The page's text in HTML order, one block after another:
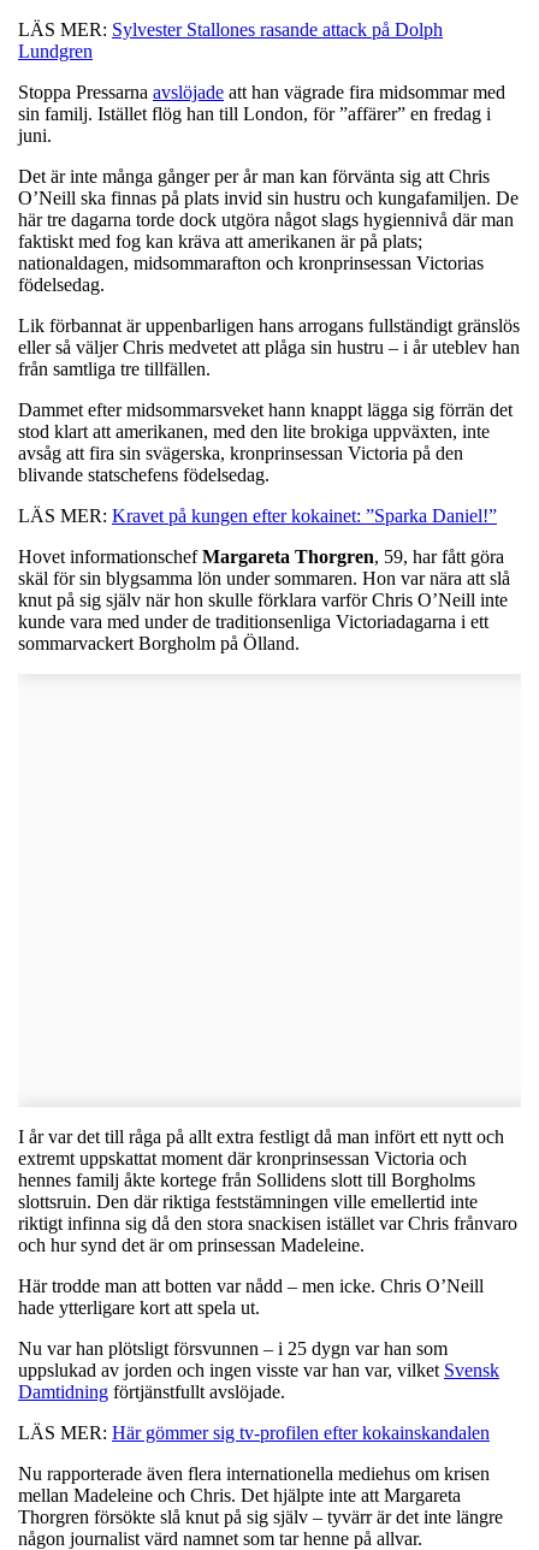
LÄS MER: Sylvester Stallones rasande attack på Dolph
Lundgren
Stoppa Pressarna avslöjade att han vägrade fira midsommar med
sin familj. Istället flög han till London, för ”affärer” en fredag i
juni.
Det är inte många gånger per år man kan förvänta sig att Chris
O’Neill ska finnas på plats invid sin hustru och kungafamiljen. De
här tre dagarna torde dock utgöra något slags hygiennivå där man
faktiskt med fog kan kräva att amerikanen är på plats;
nationaldagen, midsommarafton och kronprinsessan Victorias
födelsedag.
Lik förbannat är uppenbarligen hans arrogans fullständigt gränslös
eller så väljer Chris medvetet att plåga sin hustru – i år uteblev han
från samtliga tre tillfällen.
Dammet efter midsommarsveket hann knappt lägga sig förrän det
stod klart att amerikanen, med den lite brokiga uppväxten, inte
avsåg att fira sin svägerska, kronprinsessan Victoria på den
blivande statschefens födelsedag.
LÄS MER: Kravet på kungen efter kokainet: ”Sparka Daniel!”
Hovet informationschefMargareta Thorgren, 59, har fått göra
skäl för sin blygsamma lön under sommaren. Hon var nära att slå
knut på sig själv när hon skulle förklara varför Chris O’Neill inte
kunde vara med under de traditionsenliga Victoriadagarna i ett
sommarvackert Borgholm på Ölland.
I år var det till råga på allt extra festligt då man infört ett nytt och
extremt uppskattat moment där kronprinsessan Victoria och
hennes familj åkte kortege från Sollidens slott till Borgholms
slottsruin. Den där riktiga feststämningen ville emellertid inte
riktigt infinna sig då den stora snackisen istället var Chris frånvaro
och hur synd det är om prinsessan Madeleine.
Här trodde man att botten var nådd – men icke. Chris O’Neill
hade ytterligare kort att spela ut.
Nu var han plötsligt försvunnen – i 25 dygn var han som
uppslukad av jorden och ingen visste var han var, vilket Svensk
Damtidning förtjänstfullt avslöjade.
LÄS MER: Här gömmer sig tv-profilen efter kokainskandalen
Nu rapporterade även flera internationella mediehus om krisen
mellan Madeleine och Chris. Det hjälpte inte att Margareta
Thorgren försökte slå knut på sig själv – tyvärr är det inte längre
någon journalist värd namnet som tar henne på allvar.